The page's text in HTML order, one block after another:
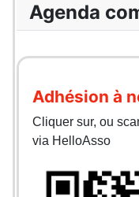
Agenda
Adhésion à
Cliquer sur, ou
via HelloAsso